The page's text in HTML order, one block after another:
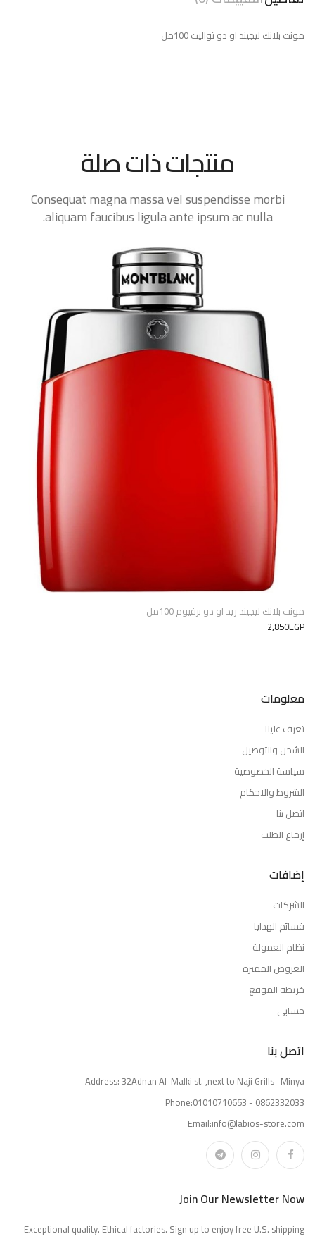
مونت بلانك ليجيند او دو تواليت 100مل
منتجات ذات صلة
Consequat magna massa vel suspendisse morbi
aliquam faucibus ligula ante ipsum ac nulla.
مونت بلانك ليجيند ريد او دو برفيوم 100مل
2,850EGP
معلومات
تعرف علينا
الشحن والتوصيل
سياسة الخصوصية
الشروط والاحكام
اتصل بنا
إرجاع الطلب
إضافات
الشركات
قسائم الهدايا
نظام العمولة
العروض المميزة
خريطة الموقع
حسابي
اتصل بنا
Address: 32Adnan Al-Malki st. ,next to Naji Grills -Minya
Phone:01010710653 - 0862332033
Email:info@labios-store.com
Join Our Newsletter Now
Exceptional quality. Ethical factories. Sign up to enjoy free U.S. shipping